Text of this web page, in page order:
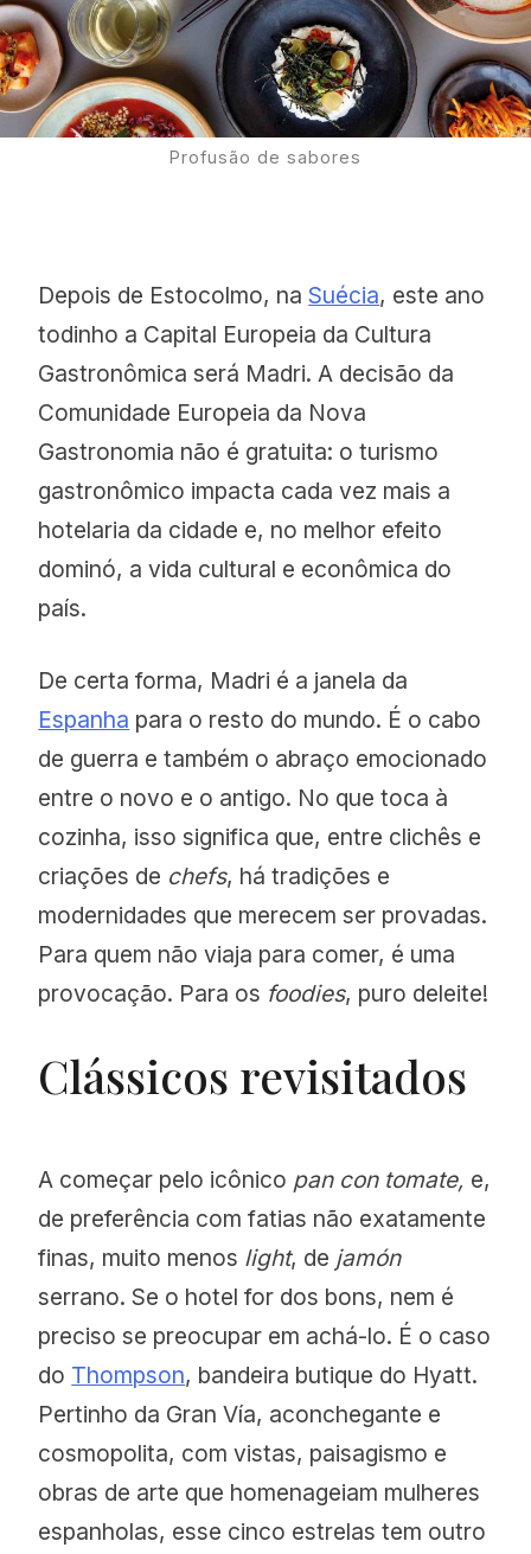
Profusão de sabores
Depois de Estocolmo, naSuécia, este ano
todinho a Capital Europeia da Cultura
Gastronômica será Madri. A decisão da
Comunidade Europeia da Nova
Gastronomia não é gratuita: o turismo
gastronômico impacta cada vez mais a
hotelaria da cidade e, no melhor efeito
dominó, a vida cultural e econômica do
país.
De certa forma, Madri é a janela da
Espanha para o resto do mundo. É o cabo
de guerra e também o abraço emocionado
entre o novo e o antigo. No que toca à
cozinha, isso significa que, entre clichês e
criações de chefs, há tradições e
modernidades que merecem ser provadas.
Para quem não viaja para comer, é uma
provocação. Para os foodies, puro deleite!
Clássicos revisitados
A começar pelo icônico pan con tomate, e,
de preferência com fatias não exatamente
finas, muito menos light, de jamón
serrano. Se o hotel for dos bons, nem é
preciso se preocupar em achá-lo. É o caso
do Thompson, bandeira butique do Hyatt.
Pertinho da Gran Vía, aconchegante e
cosmopolita, com vistas, paisagismo e
obras de arte que homenageiam mulheres
espanholas, esse cinco estrelas tem outro